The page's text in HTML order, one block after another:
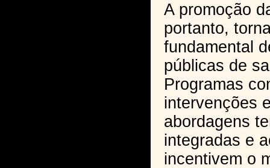
A promoção
portanto,
fundamental
públicas de
Programas
intervenções
abordagens
integradas e
incentivem o